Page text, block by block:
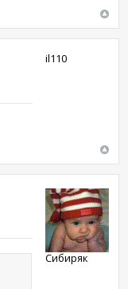
il110
Сибиряк